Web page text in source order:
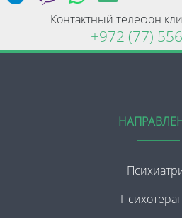
Контактный телефон
+972 (77)